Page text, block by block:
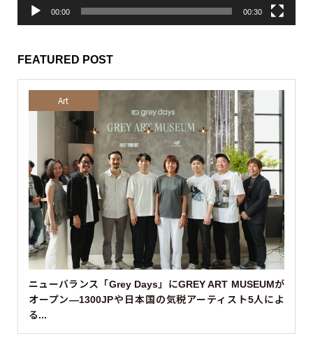
00:00 00:30
FEATURED POST
Art
ニューバランス「Grey Days」にGREY ART MUSEUMが
オープン—1300JPや日本国の気税アーティスト5人によ
る...